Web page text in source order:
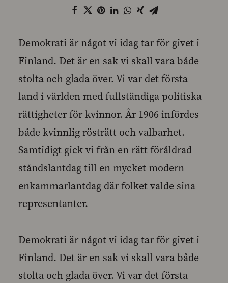
Demokrati är något vi idag tar för givet i
Finland. Det är en sak vi skall vara både
stolta och glada över. Vi var det första
land i världen med fullständiga politiska
rättigheter för kvinnor. År 1906 infördes
både kvinnlig rösträtt och valbarhet.
Samtidigt gick vi från en rätt föråldrad
ståndslantdag till en mycket modern
enkammarlantdag där folket valde sina
representanter.
Demokrati är något vi idag tar för givet i
Finland. Det är en sak vi skall vara både
stolta och glada över. Vi var det första